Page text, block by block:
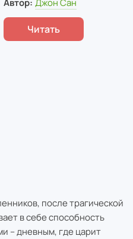
Читать
после трагической
в себе способность
– дневным, где царит